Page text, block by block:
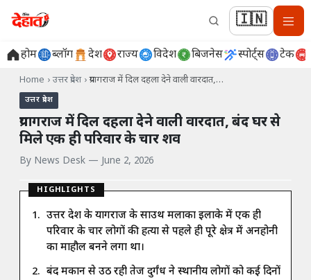
🇮🇳
होम ब्लॉग देश राज्य विदेश बिजनेस स्पोर्ट्स टेक
Home › उत्तर प्रदेश › प्रयागराज में दिल दहला देने वाली वारदात,…
उत्तर प्रदेश
प्रयागराज में दिल दहला देने वाली वारदात, बंद घर से
मिले एक ही परिवार के चार शव
By News Desk — June 2, 2026
HIGHLIGHTS
उत्तर प्रदेश के प्रयागराज के साउथ मलाका इलाके में एक ही
परिवार के चार लोगों की हत्या से पहले ही पूरे क्षेत्र में अनहोनी
का माहौल बनने लगा था।
बंद मकान से उठ रही तेज दुर्गंध ने स्थानीय लोगों को कई दिनों